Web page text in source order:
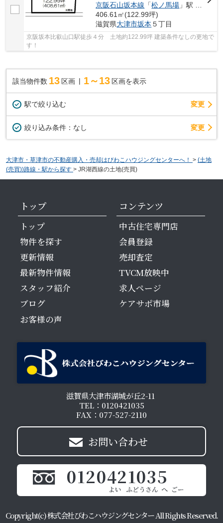
京阪石山坂本線 「松ノ馬場 」駅 徒歩12分
406.61㎡(122.99坪)
滋賀県大津市坂本 ５丁目
京阪坂本比叡山口駅徒歩４分 土地約122.99坪 建築条件なしの更地で
す！
該当物件数 13 区画 1～13 区画を表示
駅で絞り込む 変更
絞り込み条件： なし 変更
大津市・草津市の不動産購入・売却はびわこハウジングセンターへ！ > (土地
(売買))路線・駅から探す > JR湖西線の土地(売買)
トップ
トップ
物件を探す
更新情報
最新物件情報
スタッフ紹介
ブログ
お客様の声
コンテンツ
中古住宅専門店
会員登録
売却査定
TVCM放映中
求人ページ
ケアサポ市場
滋賀県大津市湖城が丘2-11
TEL：0120421035
FAX：077-527-2110
お問い合わせ
0120421035
Copyright(c) 株式会社びわこハウジングセンター All Rights Reserved.